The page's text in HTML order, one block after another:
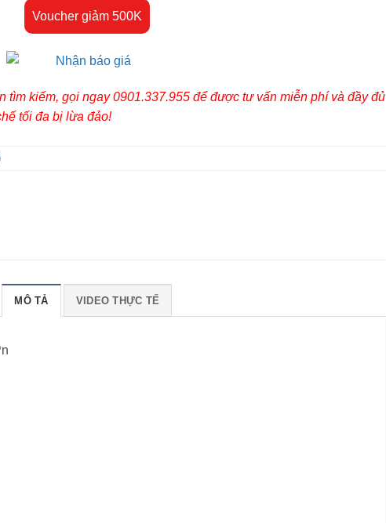
Voucher giảm 500K
tìm kiếm, gọi ngay 0901.337.955 để được tư vấn miễn phí và đầy đủ
tối đa bị lừa đảo!
MÔ TẢ VIDEO THỰC TẾ